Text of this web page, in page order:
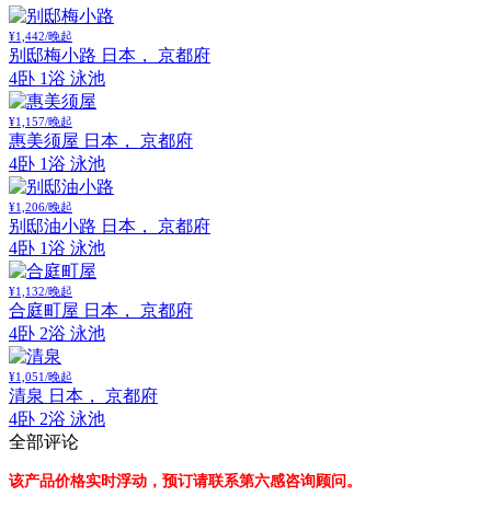
¥1,442/晚起
别邸梅小路 日本， 京都府
4卧 1浴 泳池
¥1,157/晚起
惠美须屋 日本， 京都府
4卧 1浴 泳池
¥1,206/晚起
别邸油小路 日本， 京都府
4卧 1浴 泳池
¥1,132/晚起
合庭町屋 日本， 京都府
4卧 2浴 泳池
¥1,051/晚起
清泉 日本， 京都府
4卧 2浴 泳池
全部评论
该产品价格实时浮动，预订请联系第六感咨询顾问。